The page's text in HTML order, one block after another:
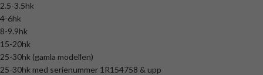
2.5-3.5hk
4-6hk
8-9.9hk
15-20hk
25-30hk (gamla modellen)
25-30hk med serienummer 1R154758 & upp